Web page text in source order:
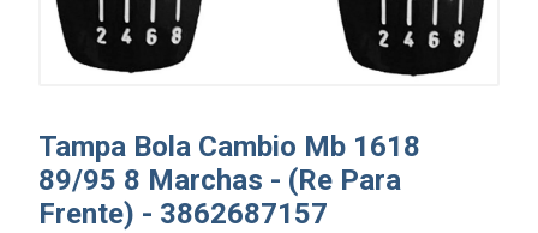
Tampa Bola Cambio Mb 1618
89/95 8 Marchas - (Re Para
Frente) - 3862687157